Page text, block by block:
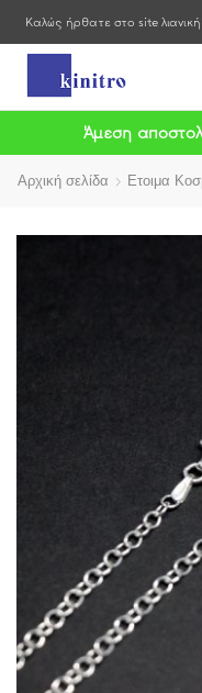
Καλώς ήρθατε στο site
Άμεση
Αρχική σελίδα Ετοιμα